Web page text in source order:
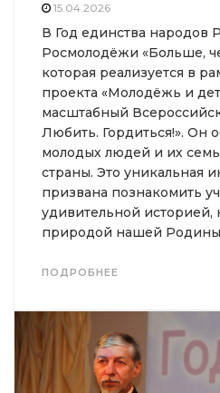
15.04.2026
В Год единства народов
Росмолодёжи «Больше,
которая реализуется в
проекта «Молодёжь и
масштабный
Любить. Гордиться!». Он
молодых людей и их
страны. Это уникальная
призвана познакомить
удивительной историей,
природой нашей
ПОДРОБНЕЕ